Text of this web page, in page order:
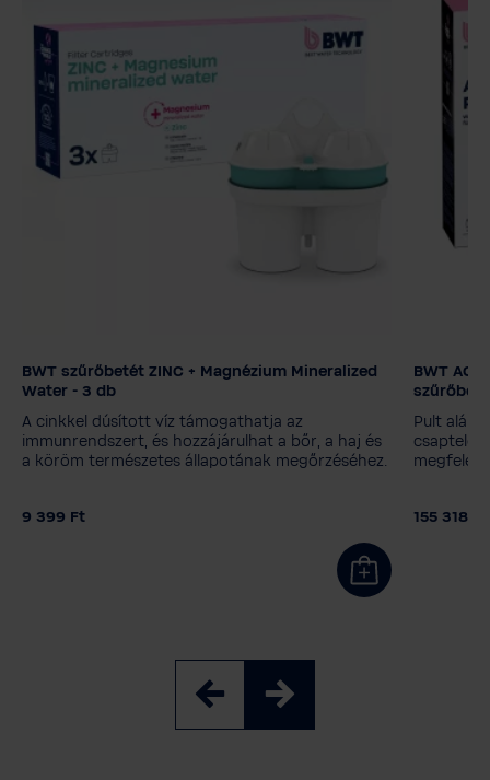
Szűrő technológia
Magnézium Mineralized Water
CINC + Magnézium Mineralized Water
Kiegyensúlyozott lúgos + magnézium
BWT szűrőbetét ZINC + Magnézium Mineralized
Water - 3 db
A cinkkel dúsított víz támogathatja az
immunrendszert, és hozzájárulhat a bőr, a haj és
a köröm természetes állapotának megőrzéséhez.
9 399 Ft
BWT
Pult alá
155 318 Ft